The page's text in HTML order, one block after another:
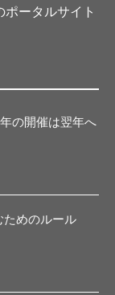
ータルサイト
の開催は翌年へ
ためのルール